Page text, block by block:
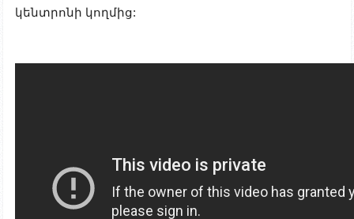
կենտրոնի կողմից: